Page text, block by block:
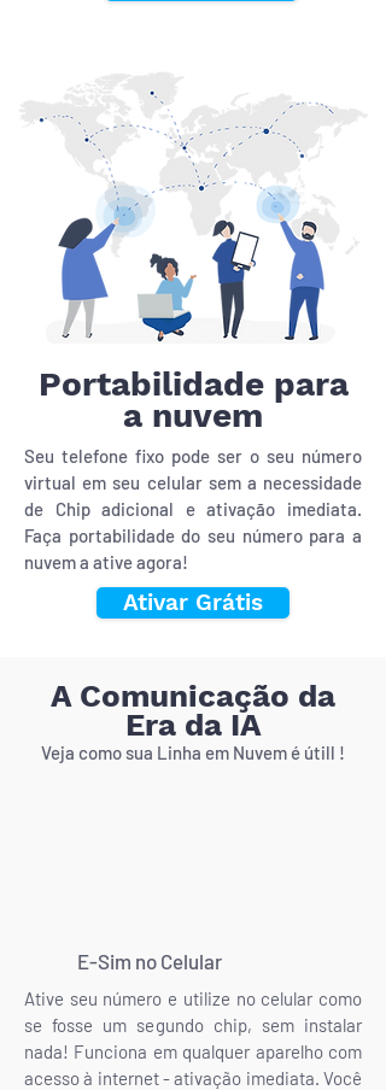
Portabilidade para
a nuvem
Seu telefone fixo pode ser o seu número
virtual em seu celular sem a necessidade
de Chip adicional e ativação imediata.
Faça portabilidade do seu número para a
nuvem a ative agora!
Ativar Grátis
A Comunicação da
Era da IA
Veja como sua Linha em Nuvem é útill !
E-Sim no Celular
Ative seu número e utilize no celular como
se fosse um segundo chip, sem instalar
nada! Funciona em qualquer aparelho com
acesso à internet - ativação imediata. Você